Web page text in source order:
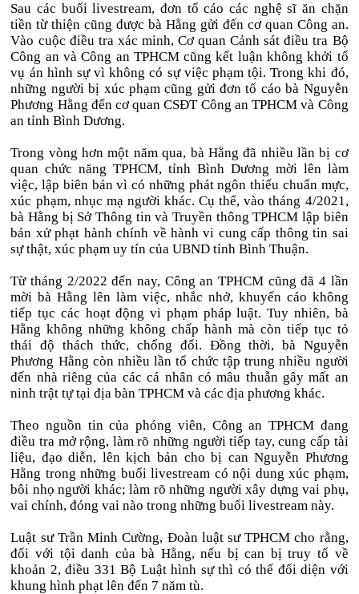
Sau các buổi livestream, đơn tố cáo các nghệ sĩ ăn chặn
tiền từ thiện cũng được bà Hằng gửi đến cơ quan Công an.
Vào cuộc điều tra xác minh, Cơ quan Cảnh sát điều tra Bộ
Công an và Công an TPHCM cũng kết luận không khởi tố
vụ án hình sự vì không có sự việc phạm tội. Trong khi đó,
những người bị xúc phạm cũng gửi đơn tố cáo bà Nguyễn
Phương Hằng đến cơ quan CSĐT Công an TPHCM và Công
an tỉnh Bình Dương.
Trong vòng hơn một năm qua, bà Hằng đã nhiều lần bị cơ
quan chức năng TPHCM, tỉnh Bình Dương mời lên làm
việc, lập biên bản vì có những phát ngôn thiếu chuẩn mực,
xúc phạm, nhục mạ người khác. Cụ thể, vào tháng 4/2021,
bà Hằng bị Sở Thông tin và Truyền thông TPHCM lập biên
bản xử phạt hành chính về hành vi cung cấp thông tin sai
sự thật, xúc phạm uy tín của UBND tỉnh Bình Thuận.
Từ tháng 2/2022 đến nay, Công an TPHCM cũng đã 4 lần
mời bà Hằng lên làm việc, nhắc nhở, khuyến cáo không
tiếp tục các hoạt động vi phạm pháp luật. Tuy nhiên, bà
Hằng không những không chấp hành mà còn tiếp tục tỏ
thái độ thách thức, chống đối. Đồng thời, bà Nguyễn
Phương Hằng còn nhiều lần tổ chức tập trung nhiều người
đến nhà riêng của các cá nhân có mâu thuẫn gây mất an
ninh trật tự tại địa bàn TPHCM và các địa phương khác.
Theo nguồn tin của phóng viên, Công an TPHCM đang
điều tra mở rộng, làm rõ những người tiếp tay, cung cấp tài
liệu, đạo diễn, lên kịch bản cho bị can Nguyễn Phương
Hằng trong những buổi livestream có nội dung xúc phạm,
bôi nhọ người khác; làm rõ những người xây dựng vai phụ,
vai chính, đóng vai nào trong những buổi livestream này.
Luật sư Trần Minh Cường, Đoàn luật sư TPHCM cho rằng,
đối với tội danh của bà Hằng, nếu bị can bị truy tố về
khoản 2, điều 331 Bộ Luật hình sự thì có thể đối diện với
khung hình phạt lên đến 7 năm tù.